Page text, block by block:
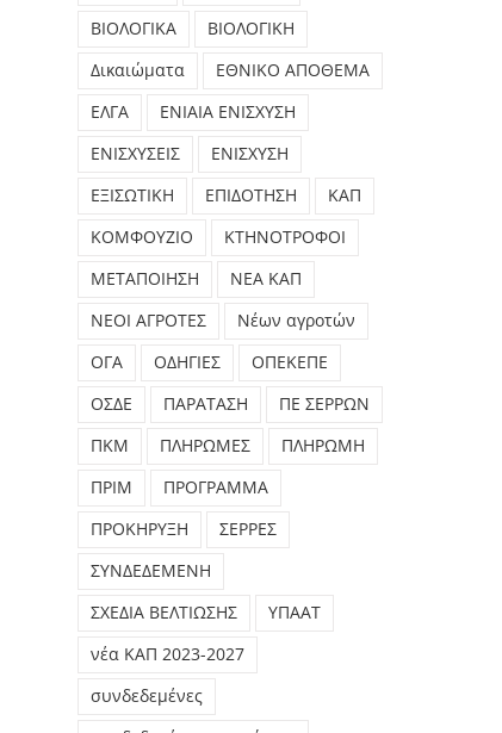
ΒΙΟΛΟΓΙΚΑ
ΒΙΟΛΟΓΙΚΗ
Δικαιώματα
ΕΘΝΙΚΟ ΑΠΟΘΕΜΑ
ΕΛΓΑ
ΕΝΙΑΙΑ ΕΝΙΣΧΥΣΗ
ΕΝΙΣΧΥΣΕΙΣ
ΕΝΙΣΧΥΣΗ
ΕΞΙΣΩΤΙΚΗ
ΕΠΙΔΟΤΗΣΗ
ΚΑΠ
ΚΟΜΦΟΥΖΙΟ
ΚΤΗΝΟΤΡΟΦΟΙ
ΜΕΤΑΠΟΙΗΣΗ
ΝΕΑ ΚΑΠ
ΝΕΟΙ ΑΓΡΟΤΕΣ
Νέων αγροτών
ΟΓΑ
ΟΔΗΓΙΕΣ
ΟΠΕΚΕΠΕ
ΟΣΔΕ
ΠΑΡΑΤΑΣΗ
ΠΕ ΣΕΡΡΩΝ
ΠΚΜ
ΠΛΗΡΩΜΕΣ
ΠΛΗΡΩΜΗ
ΠΡΙΜ
ΠΡΟΓΡΑΜΜΑ
ΠΡΟΚΗΡΥΞΗ
ΣΕΡΡΕΣ
ΣΥΝΔΕΔΕΜΕΝΗ
ΣΧΕΔΙΑ ΒΕΛΤΙΩΣΗΣ
ΥΠΑΑΤ
νέα ΚΑΠ 2023-2027
συνδεδεμένες